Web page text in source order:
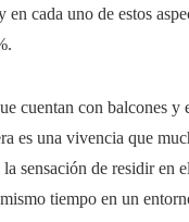
en cada uno de estos
cuentan con balcones y
es una vivencia que
sensación de residir en
tiempo en un